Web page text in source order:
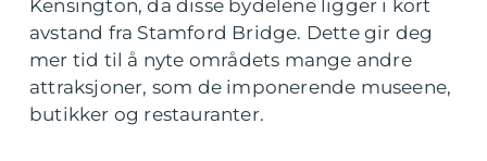
Kensington, da disse bydelene ligger i kort
avstand fra Stamford Bridge. Dette gir deg
mer tid til å nyte områdets mange andre
attraksjoner, som de imponerende museene,
butikker og restauranter.